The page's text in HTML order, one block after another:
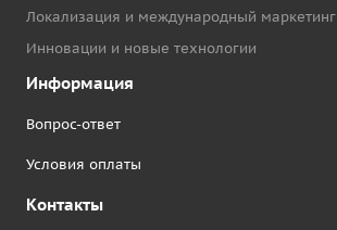
Локализация и международный маркетинг
Инновации и новые технологии
Информация
Вопрос-ответ
Условия оплаты
Контакты